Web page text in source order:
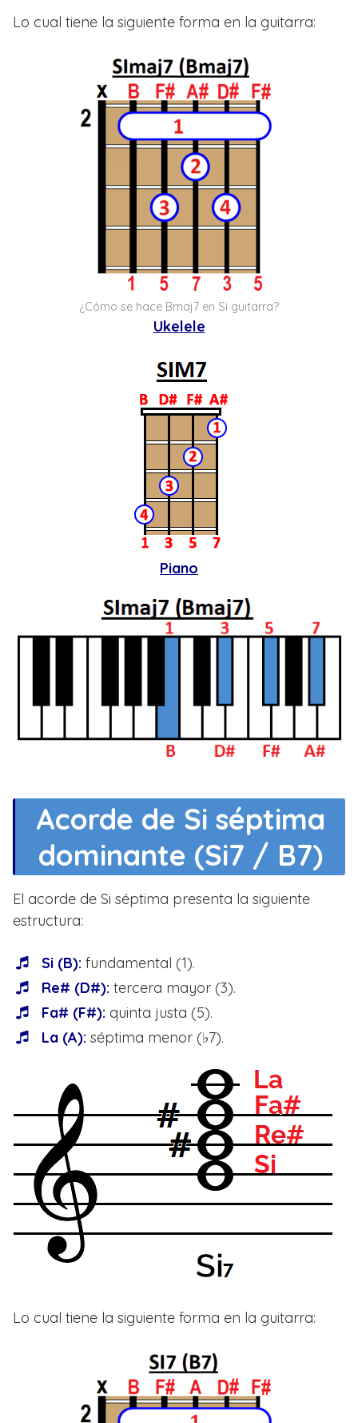
Lo cual tiene la siguiente forma en la guitarra:
¿Cómo se hace Bmaj7 en Si guitarra?
Ukelele
Piano
Acorde de Si séptima
dominante (Si7 / B7)
El acorde de Si séptima presenta la siguiente
estructura:
Si (B): fundamental (1).
Re# (D#): tercera mayor (3).
Fa# (F#): quinta justa (5).
La (A): séptima menor (♭7).
Lo cual tiene la siguiente forma en la guitarra: